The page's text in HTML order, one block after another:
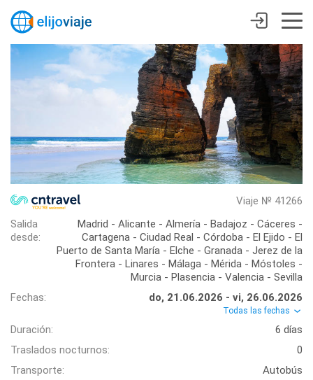
Viaje № 41266
Salida
desde:
Madrid - Alicante - Almería - Badajoz - Cáceres -
Cartagena - Ciudad Real - Córdoba - El Ejido - El
Puerto de Santa María - Elche - Granada - Jerez de la
Frontera - Linares - Málaga - Mérida - Móstoles -
Murcia - Plasencia - Valencia - Sevilla
Fechas:
do, 21.06.2026 - vi, 26.06.2026
Todas las fechas
Duración:
6 días
Traslados nocturnos:
0
Transporte:
Autobús